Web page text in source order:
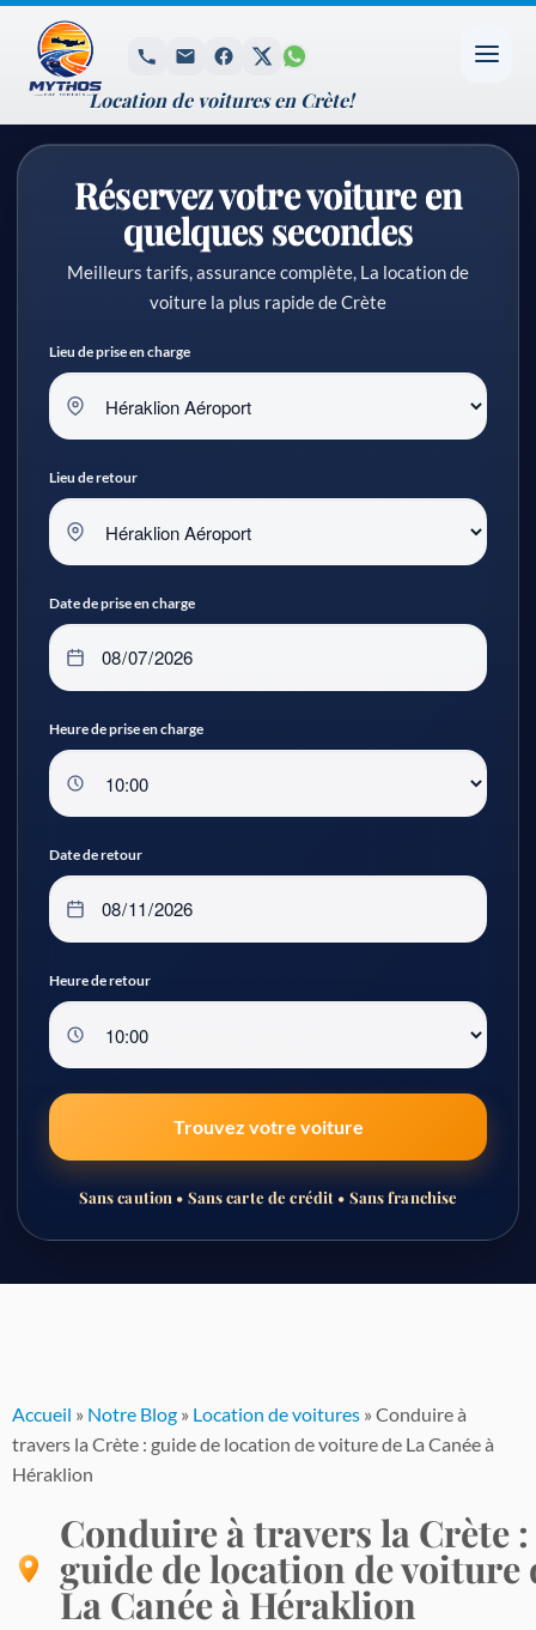
Réservez votre voiture en
quelques secondes
Meilleurs tarifs, assurance complète, La location de
voiture la plus rapide de Crète
Lieu de prise en charge
Lieu de retour
Date de prise en charge
Heure de prise en charge
Date de retour
Heure de retour
Trouvez votre voiture
Sans caution • Sans carte de crédit • Sans franchise
Location de voitures en Crète!
Accueil » Notre Blog » Location de voitures » Conduire à
travers la Crète : guide de location de voiture de La Canée à
Héraklion
Conduire à travers la Crète :
guide de location de voiture
La Canée à Héraklion